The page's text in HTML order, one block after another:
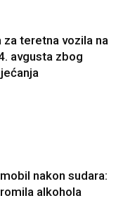
za teretna vozila na
avgusta zbog
nakon sudara:
alkohola